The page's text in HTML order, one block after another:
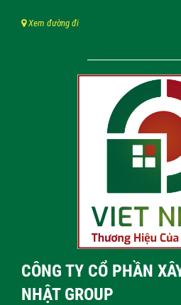
Xem đường đi
CÔNG TY CỔ PHẦN
NHẬT GROUP